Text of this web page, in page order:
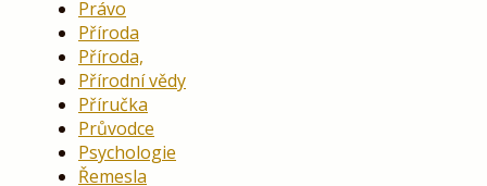
Právo
Příroda
Příroda,
Přírodní vědy
Příručka
Průvodce
Psychologie
Řemesla